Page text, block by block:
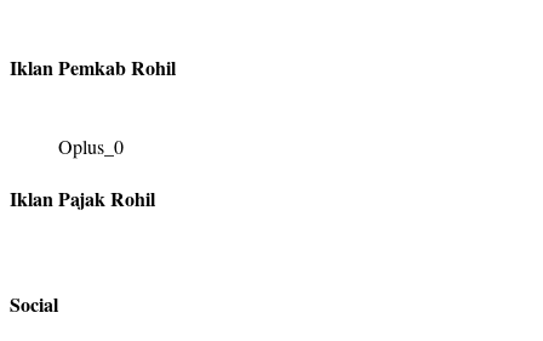
Iklan Pemkab Rohil
Oplus_0
Iklan Pajak Rohil
Social